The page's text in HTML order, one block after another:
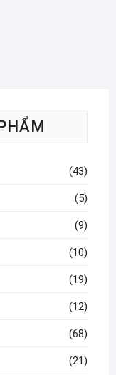
(43)
(5)
(9)
(10)
(19)
(12)
(68)
(21)